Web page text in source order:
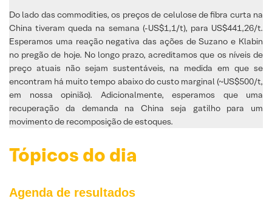
Do lado das commodities, os preços de celulose de fibra curta na
China tiveram queda na semana (-US$1,1/t), para US$441,26/t.
Esperamos uma reação negativa das ações de Suzano e Klabin
no pregão de hoje. No longo prazo, acreditamos que os níveis de
preço atuais não sejam sustentáveis, na medida em que se
encontram há muito tempo abaixo do custo marginal (~US$500/t,
em nossa opinião). Adicionalmente, esperamos que uma
recuperação da demanda na China seja gatilho para um
movimento de recomposição de estoques.
Tópicos do dia
Agenda de resultados